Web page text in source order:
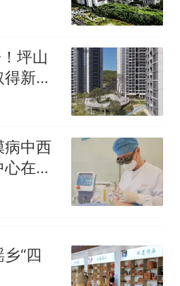
渔民钓获鲨鱼徒手将其拽
参考消息）
一被第二名传话劝弃考
报
要求领导干部带头休假
坪山
新进
病中西
在坪
“四